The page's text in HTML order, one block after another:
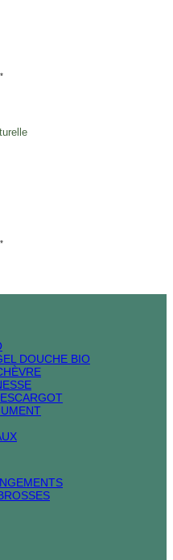
*
*
DOUCHE BIO